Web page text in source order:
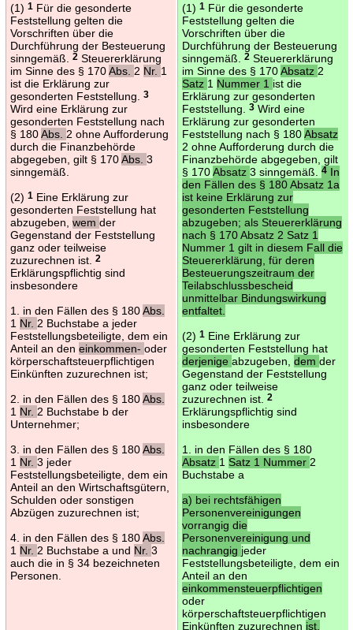
(1) 1Für die gesonderte
Feststellung gelten die
Vorschriften über die
Durchführung der Besteuerung
sinngemäß.
2Steuererklärung
im Sinne des § 170Abs. 2 Nr. 1
ist die Erklärung zur
gesonderten Feststellung.
3
Wird eine Erklärung zur
gesonderten Feststellung nach
§ 180Abs. 2 ohne Aufforderung
durch die Finanzbehörde
abgegeben, gilt § 170Abs. 3
sinngemäß.
(2) 1Eine Erklärung zur
gesonderten Feststellung hat
abzugeben, wem der
Gegenstand der Feststellung
ganz oder teilweise
zuzurechnen ist.
2
Erklärungspflichtig sind
insbesondere
1. in den Fällen des § 180Abs.
1 Nr. 2 Buchstabe a jeder
Feststellungsbeteiligte, dem ein
Anteil an den einkommen- oder
körperschaftsteuerpflichtigen
Einkünften zuzurechnen ist;
2. in den Fällen des § 180Abs.
1 Nr. 2 Buchstabe b der
Unternehmer;
3. in den Fällen des § 180Abs.
1 Nr. 3 jeder
Feststellungsbeteiligte, dem ein
Anteil an den Wirtschaftsgütern,
Schulden oder sonstigen
Abzügen zuzurechnen ist;
4. in den Fällen des § 180Abs.
1 Nr. 2 Buchstabe a und Nr. 3
auch die in § 34 bezeichneten
Personen.
(1) 1Für die gesonderte
Feststellung gelten die
Vorschriften über die
Durchführung der Besteuerung
sinngemäß.
2Steuererklärung
im Sinne des § 170Absatz 2
Satz 1 Nummer 1 ist die
Erklärung zur gesonderten
Feststellung.
3Wird eine
Erklärung zur gesonderten
Feststellung nach § 180Absatz
2 ohne Aufforderung durch die
Finanzbehörde abgegeben, gilt
§ 170Absatz 3 sinngemäß. 4In
den Fällen des § 180 Absatz 1a
ist keine Erklärung zur
gesonderten Feststellung
abzugeben; als Steuererklärung
nach § 170 Absatz 2 Satz 1
Nummer 1 gilt in diesem Fall die
Steuererklärung, für deren
Besteuerungszeitraum der
Teilabschlussbescheid
unmittelbar Bindungswirkung
entfaltet.
(2) 1Eine Erklärung zur
gesonderten Feststellung hat
derjenige abzugeben, dem der
Gegenstand der Feststellung
ganz oder teilweise
zuzurechnen ist.
2
Erklärungspflichtig sind
insbesondere
1. in den Fällen des § 180
Absatz 1 Satz 1 Nummer 2
Buchstabe a
a) bei rechtsfähigen
Personenvereinigungen
vorrangig die
Personenvereinigung und
nachrangig jeder
Feststellungsbeteiligte, dem ein
Anteil an den
einkommensteuerpflichtigen
oder
körperschaftsteuerpflichtigen
Einkünften zuzurechnen ist,